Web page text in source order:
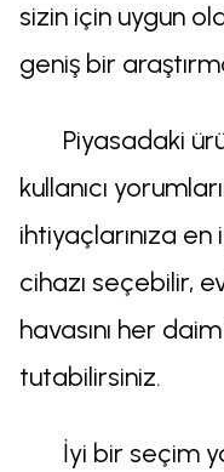
sizin için uygun
geniş bir
Piyasadaki
kullanıcı
ihtiyaçlarınıza
cihazı seçebilir,
havasını her
tutabilirsiniz.
İyi bir seçim